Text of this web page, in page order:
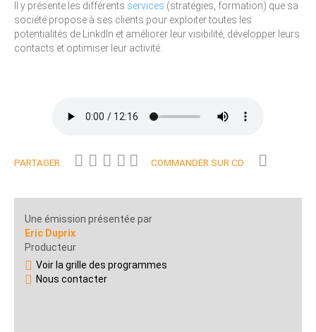
Il y présente les différents services (stratégies, formation) que sa
société propose à ses clients pour exploiter toutes les
potentialités de LinkdIn et améliorer leur visibilité, développer leurs
contacts et optimiser leur activité.
PARTAGER COMMANDER SUR CD
Une émission présentée par
Eric Duprix
Producteur
Voir la grille des programmes
Nous contacter